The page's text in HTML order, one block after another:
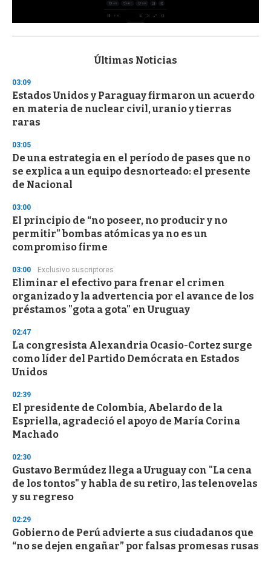
s
d
s
o
f
3
s
e
c
o
n
Últimas Noticias
03:09
Estados Unidos y Paraguay firmaron un acuerdo
en materia de nuclear civil, uranio y tierras
raras
03:05
De una estrategia en el período de pases que no
se explica a un equipo desnorteado: el presente
de Nacional
03:00
El principio de “no poseer, no producir y no
permitir” bombas atómicas ya no es un
compromiso firme
03:00 Exclusivo suscriptores
Eliminar el efectivo para frenar el crimen
organizado y la advertencia por el avance de los
préstamos "gota a gota" en Uruguay
02:47
La congresista Alexandria Ocasio-Cortez surge
como líder del Partido Demócrata en Estados
Unidos
02:39
El presidente de Colombia, Abelardo de la
Espriella, agradeció el apoyo de María Corina
Machado
02:30
Gustavo Bermúdez llega a Uruguay con "La cena
de los tontos" y habla de su retiro, las telenovelas
y su regreso
02:29
Gobierno de Perú advierte a sus ciudadanos que
“no se dejen engañar” por falsas promesas rusas